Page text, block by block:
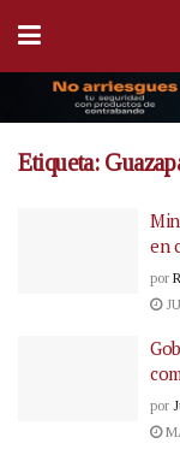
Etiqueta:
en
por
por